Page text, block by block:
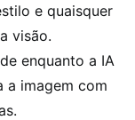
e quaisquer
visão.
enquanto a IA
a imagem com